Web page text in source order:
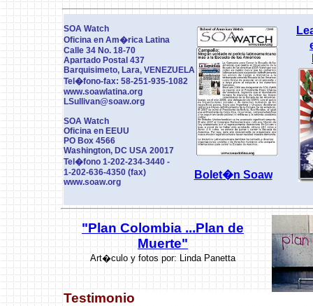
SOA Watch
Oficina en Am�rica Latina
Calle 34 No. 18-70
Apartado Postal 437
Barquisimeto, Lara, VENEZUELA
Tel�fono-fax: 58-251-935-1082
www.soawlatina.org
LSullivan@soaw.org
SOA Watch
Oficina en EEUU
PO Box 4566
Washington, DC USA 20017
Tel�fono 1-202-234-3440 -
1-202-636-4350 (fax)
www.soaw.org
Testimonio
"Plan Colombia ...Plan de
Muerte"
Art�culo y fotos por: Linda Panetta
Bolet�n Soaw